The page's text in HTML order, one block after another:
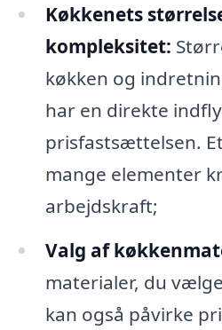
Køkkenets
kompleksitet:
køkken og
har en direkte
prisfastsættelsen.
mange elementer
arbejdskraft;
Valg af
materialer, du
kan også påvirke